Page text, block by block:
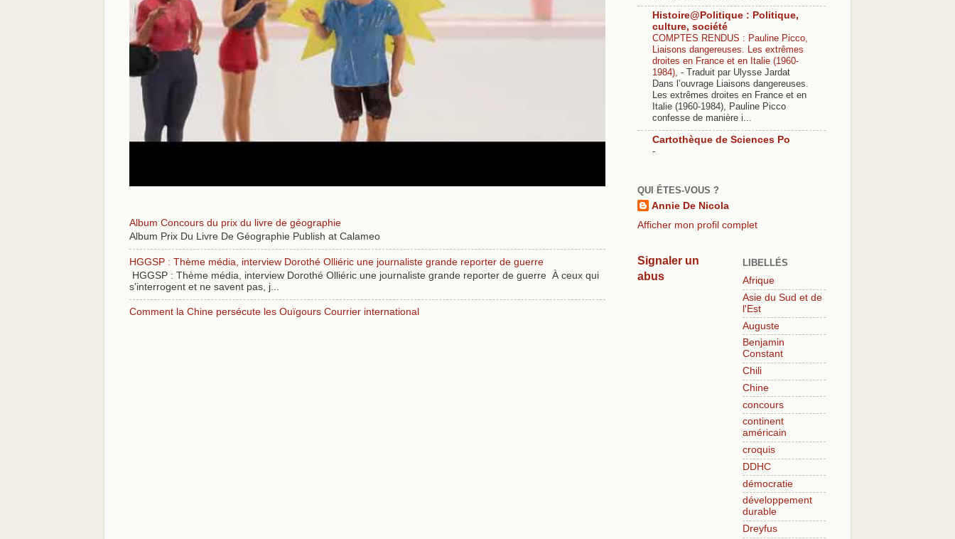
Album Concours du prix du livre de géographie
Album Prix Du Livre De Géographie Publish at Calameo
HGGSP : Thème média, interview Dorothé Olliéric une journaliste grande reporter de guerre
HGGSP : Thème média, interview Dorothé Olliéric une journaliste grande reporter de guerre À ceux qui
s'interrogent et ne savent pas, j...
Comment la Chine persécute les Ouïgours Courrier international
Histoire@Politique : Politique,
culture, société
COMPTES RENDUS : Pauline Picco,
Liaisons dangereuses. Les extrêmes
droites en France et en Italie (1960-
1984), - Traduit par Ulysse Jardat
Dans l’ouvrage Liaisons dangereuses.
Les extrêmes droites en France et en
Italie (1960-1984), Pauline Picco
confesse de manière i...
Cartothèque de Sciences Po
-
QUI ÊTES-VOUS ?
Annie De Nicola
Afficher mon profil complet
Signaler un
abus
LIBELLÉS
Afrique
Asie du Sud et de
l'Est
Auguste
Benjamin
Constant
Chili
Chine
concours
continent
américain
croquis
DDHC
démocratie
développement
durable
Dreyfus